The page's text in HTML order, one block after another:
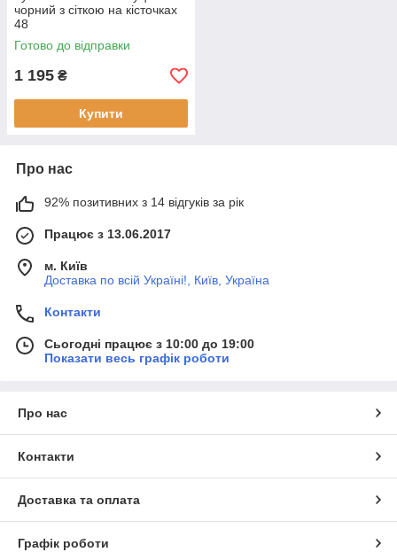
чорний з сіткою на кісточках
48
Готово до відправки
1 195 ₴
Купити
Про нас
92% позитивних з 14 відгуків за рік
Працює з 13.06.2017
м. Київ
Доставка по всій Україні!, Київ, Україна
Контакти
Сьогодні працює з 10:00 до 19:00
Показати весь графік роботи
Про нас
Контакти
Доставка та оплата
Графік роботи